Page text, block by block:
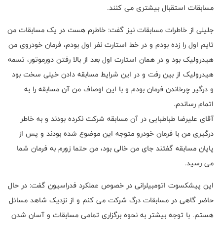
مسابقات استقبال بیشتری می کنند.
جلیلی از خاطرات مسابقات نیز گفت: خاطرم هست در یک مسابقات من
تایم اول را زده بودم و در خط استارت نفر اول بودم، فرمان خودروی من
هیدرولیک بود و در همان استارت اول بعد از بالا رفتن دورموتور، تسمه
هیدرولیک از بین رفت و در این شرایط مسابقه دادن خیلی سخت بود
و درگیر چرخاندن فرمان بودم و با این اوصاف من آن مسابقه را به
اتمام رساندم.
آقای علیرضا طباطبایی در آن مسابقه شرکت نکرده بودند و به خاطر
درگیری من با فرمان خودرو متوجه این موضوع شده بودند و پس از
پایان مسابقه گفتند جای من خالی بود، من حتما زورم به فرمان شما
می رسید.
این پیشکسوت اتومبیلرانی در خصوص عملکرد فدراسیون گفت: در حال
حاضر گاهی در مسابقات درگ شرکت می کنم و از نزدیک شاهد مسائل
هستم. با توجه بیشتر به نحوه برگزاری تمامی مسابقات و آسان شدن